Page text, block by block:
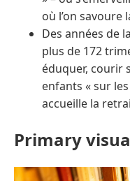
où l’on savoure
Des années de
plus de 172
éduquer, courir
enfants « sur
accueille la
Primary